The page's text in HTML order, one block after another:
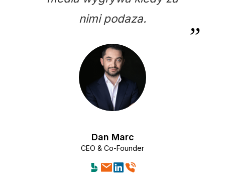
nimi podaza.
Dan Marc
CEO & Co-Founder